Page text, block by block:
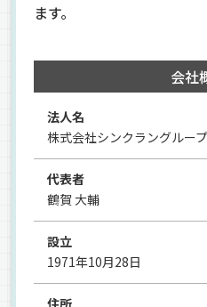
ます。
会社
法人名
株式会社シンクラングループ
代表者
鶴賀 大輔
設立
1971年10月28日
住所